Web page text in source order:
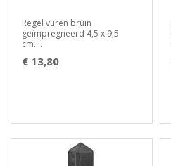
Regel vuren bruin
geïmpregneerd 4,5 x 9,5
cm....
€ 13,80